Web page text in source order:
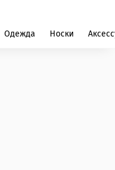
Одежда Носки